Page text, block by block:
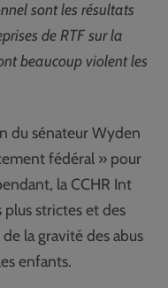
sont les résultats
de RTF sur la
beaucoup violent les
du sénateur Wyden
fédéral » pour
la CCHR Int
strictes et des
la gravité des abus
enfants.